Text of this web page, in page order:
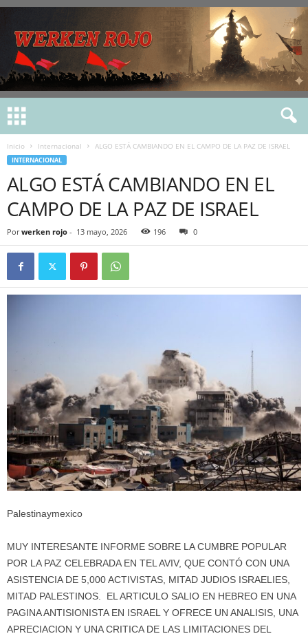
Inicio Internacional ALGO ESTÁ CAMBIANDO EN EL CAMPO DE LA PAZ DE ISRAEL
INTERNACIONAL
ALGO ESTÁ CAMBIANDO EN EL
CAMPO DE LA PAZ DE ISRAEL
Por werken rojo - 13 mayo, 2026 196 0
Palestinaymexico
MUY INTERESANTE INFORME SOBRE LA CUMBRE POPULAR
POR LA PAZ CELEBRADA EN TEL AVIV, QUE CONTÓ CON UNA
ASISTENCIA DE 5,000 ACTIVISTAS, MITAD JUDIOS ISRAELIES,
MITAD PALESTINOS. EL ARTICULO SALIO EN HEBREO EN UNA
PAGINA ANTISIONISTA EN ISRAEL Y OFRECE UN ANALISIS, UNA
APRECIACION Y UNA CRITICA DE LAS LIMITACIONES DEL